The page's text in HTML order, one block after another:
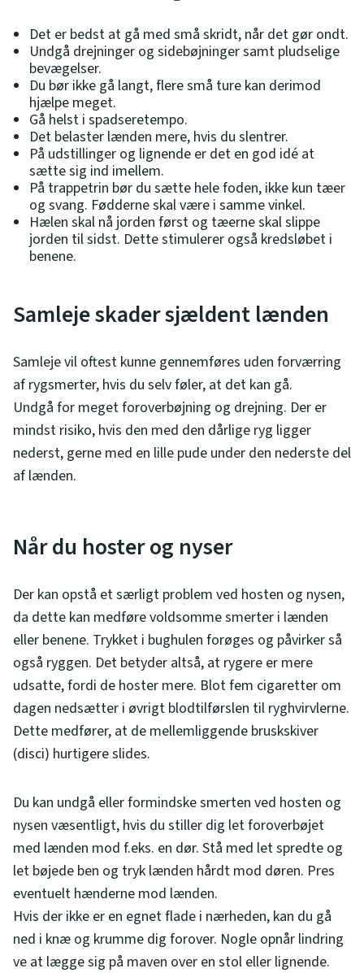
Det er bedst at gå med små skridt, når det gør ondt.
Undgå drejninger og sidebøjninger samt pludselige
bevægelser.
Du bør ikke gå langt, flere små ture kan derimod
hjælpe meget.
Gå helst i spadseretempo.
Det belaster lænden mere, hvis du slentrer.
På udstillinger og lignende er det en god idé at
sætte sig ind imellem.
På trappetrin bør du sætte hele foden, ikke kun tæer
og svang. Fødderne skal være i samme vinkel.
Hælen skal nå jorden først og tæerne skal slippe
jorden til sidst. Dette stimulerer også kredsløbet i
benene.
Samleje skader sjældent lænden
Samleje vil oftest kunne gennemføres uden forværring
af rygsmerter, hvis du selv føler, at det kan gå.
Undgå for meget foroverbøjning og drejning. Der er
mindst risiko, hvis den med den dårlige ryg ligger
nederst, gerne med en lille pude under den nederste del
af lænden.
Når du hoster og nyser
Der kan opstå et særligt problem ved hosten og nysen,
da dette kan medføre voldsomme smerter i lænden
eller benene. Trykket i bughulen forøges og påvirker så
også ryggen. Det betyder altså, at rygere er mere
udsatte, fordi de hoster mere. Blot fem cigaretter om
dagen nedsætter i øvrigt blodtilførslen til ryghvirvlerne.
Dette medfører, at de mellemliggende bruskskiver
(disci) hurtigere slides.
Du kan undgå eller formindske smerten ved hosten og
nysen væsentligt, hvis du stiller dig let foroverbøjet
med lænden mod f.eks. en dør. Stå med let spredte og
let bøjede ben og tryk lænden hårdt mod døren. Pres
eventuelt hænderne mod lænden.
Hvis der ikke er en egnet flade i nærheden, kan du gå
ned i knæ og krumme dig forover. Nogle opnår lindring
ve at lægge sig på maven over en stol eller lignende.